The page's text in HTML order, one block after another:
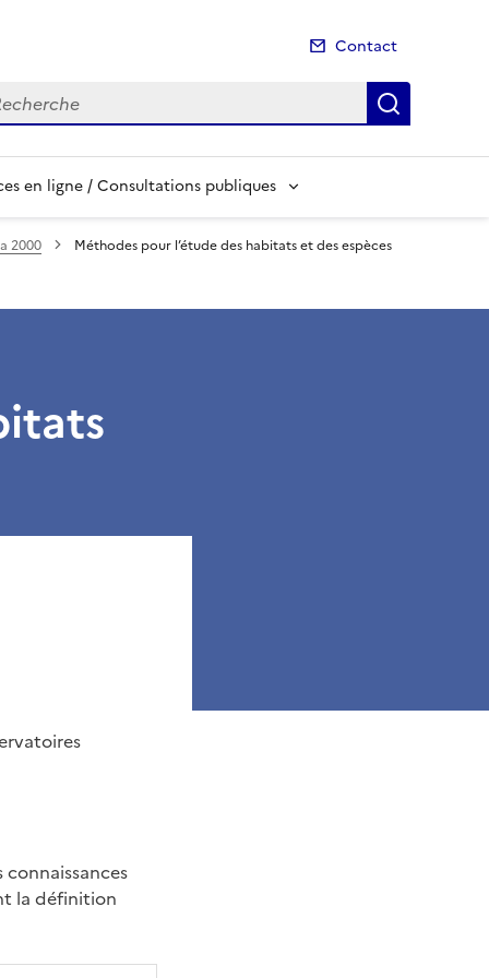
Contact
en ligne / Consultations publiques
2000 Méthodes pour l’étude des habitats et des espèces
la définition